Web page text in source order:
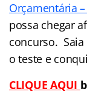
Orçamentária –
possa chegar
concurso.
o teste e
CLIQUE AQUI